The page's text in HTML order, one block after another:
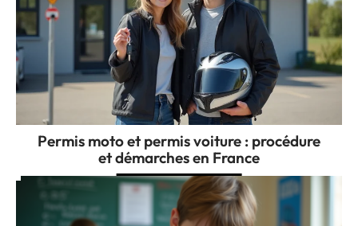
Permis moto et permis voiture : procédure
et démarches en France